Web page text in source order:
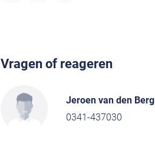
Vragen of reageren
Jeroen van den Berg
0341-437030